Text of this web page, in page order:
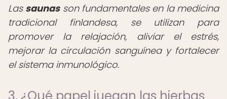
Las saunasson fundamentales en la medicina
tradicional finlandesa, se utilizan para
promover la relajación, aliviar el estrés,
mejorar la circulación sanguínea y fortalecer
el sistema inmunológico.